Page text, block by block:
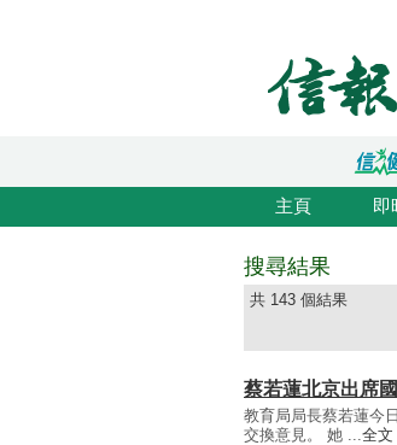
主頁 即
搜尋結果
共 143 個結果
蔡若蓮北京出席
教育局局長蔡若蓮今
交換意見。 她 ...全文